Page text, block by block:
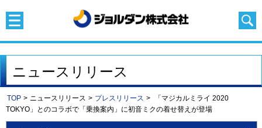
ニュースリリース
TOP > ニュースリリース > プレスリリース >
「マジカルミライ 2020
TOKYO」とのコラボで「乗換案内」に初音ミクの着せ替えが登場